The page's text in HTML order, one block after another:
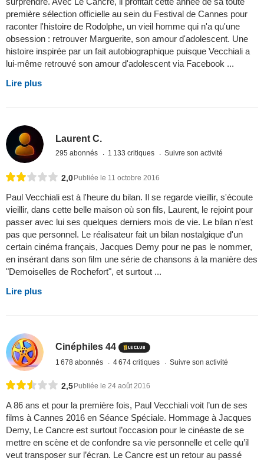
première sélection officielle au sein du Festival de Cannes pour
raconter l'histoire de Rodolphe, un vieil homme qui n'a qu'une
obsession : retrouver Marguerite, son amour d'adolescent. Une
histoire inspirée par un fait autobiographique puisque Vecchiali a
lui-même retrouvé son amour d'adolescent via Facebook ...
Lire plus
Laurent C.
295 abonnés 1 133 critiques Suivre son activité
2,0 Publiée le 11 octobre 2016
Paul Vecchiali est à l'heure du bilan. Il se regarde vieillir, s'écoute
vieillir, dans cette belle maison où son fils, Laurent, le rejoint pour
passer avec lui ses quelques derniers mois de vie. Le bilan n'est
pas que personnel. Le réalisateur fait un bilan nostalgique d'un
certain cinéma français, Jacques Demy pour ne pas le nommer,
en insérant dans son film une série de chansons à la manière des
"Demoiselles de Rochefort", et surtout ...
Lire plus
Cinéphiles 44
1 678 abonnés 4 674 critiques Suivre son activité
2,5 Publiée le 24 août 2016
A 86 ans et pour la première fois, Paul Vecchiali voit l’un de ses
films à Cannes 2016 en Séance Spéciale. Hommage à Jacques
Demy, Le Cancre est surtout l’occasion pour le cinéaste de se
mettre en scène et de confondre sa vie personnelle et celle qu’il
veut transposer sur l’écran. Le Cancre est un retour au passé